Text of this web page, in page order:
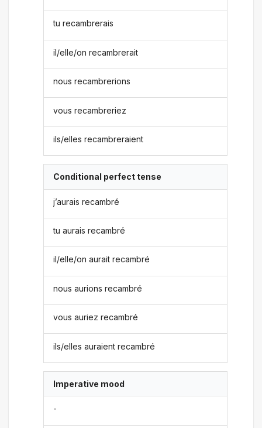
tu recambrerais
il/elle/on recambrerait
nous recambrerions
vous recambreriez
ils/elles recambreraient
Conditional perfect tense
j’aurais recambré
tu aurais recambré
il/elle/on aurait recambré
nous aurions recambré
vous auriez recambré
ils/elles auraient recambré
Imperative mood
-